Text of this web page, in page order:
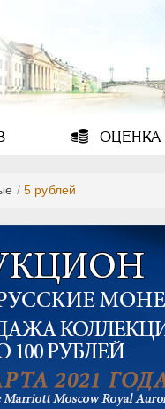
ОЦЕНКА
/ 5 рублей